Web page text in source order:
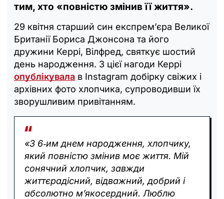
тим, хто «повністю змінив її життя».
29 квітня старший син експрем’єра Великої
Британії Бориса Джонсона та його
дружини Керрі, Вілфред, святкує шостий
день народження. З цієї нагоди Керрі
опублікувала в Instagram добірку свіжих і
архівних фото хлопчика, супроводивши їх
зворушливим привітанням.
«З 6‑им днем народження, хлопчику,
який повністю змінив моє життя. Мій
сонячний хлопчик, завжди
життєрадісний, відважний, добрий і
абсолютно м’якосердний. Люблю